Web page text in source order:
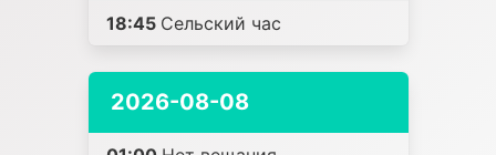
18:45 Сельский час
2026-08-08